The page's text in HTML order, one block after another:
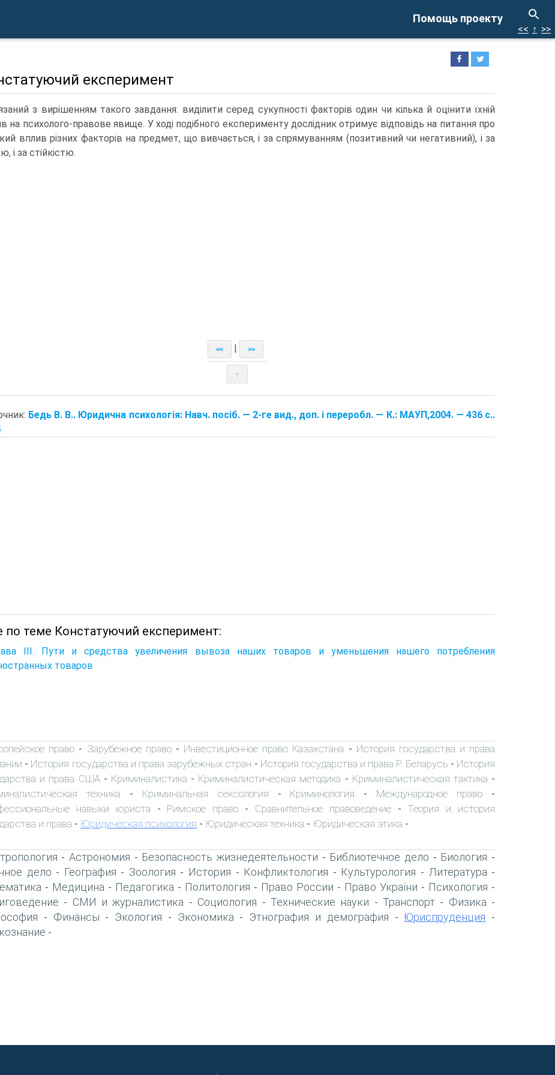
Помощь проекту
<< ↑ >>
експеримент
з вирішенням такого завдання: виділити серед сукупності факторів один чи кілька й оцінити їхній
на психолого-правове явище. У ході подібного експерименту дослідник отримує відповідь на питання про
вплив різних факторів на предмет, що вивчається, і за спрямуванням (позитивний чи негативний), і за
і за стійкістю.
<< >>
↑
Бедь В. В.. Юридична психологія: Навч. посіб. — 2-ге вид., доп. і переробл. — К.: МАУП,2004. — 436 с..
по теме Констатуючий експеримент:
III. Пути и средства увеличения вывоза наших товаров и уменьшения нашего потребления
товаров
право - Зарубежное право- Инвестиционное право Казахстана - История государства и права
- История государства и права зарубежных стран - История государства и права Р. Беларусь - История
и права США- Криминалистика - Криминалистическая методика - Криминалистическая тактика -
техника - Криминальная сексология - Криминология - Международное право -
навыки юриста - Римское право - Сравнительное правоведение- Теория и история
и права - Юридическая психология - Юридическая техника - Юридическая этика -
-Астрономия - Безопасность жизнедеятельности - Библиотечное дело - Биология -
дело - География - Зоология - История - Конфликтология - Культурология - Литература -
- Медицина - Педагогика - Политология - Право России - Право України - Психология -
- СМИ и журналистика - Социология - Технические науки - Транспорт- Физика -
- Финансы - Экология - Экономика - Этнография и демография - Юриспруденция -
-